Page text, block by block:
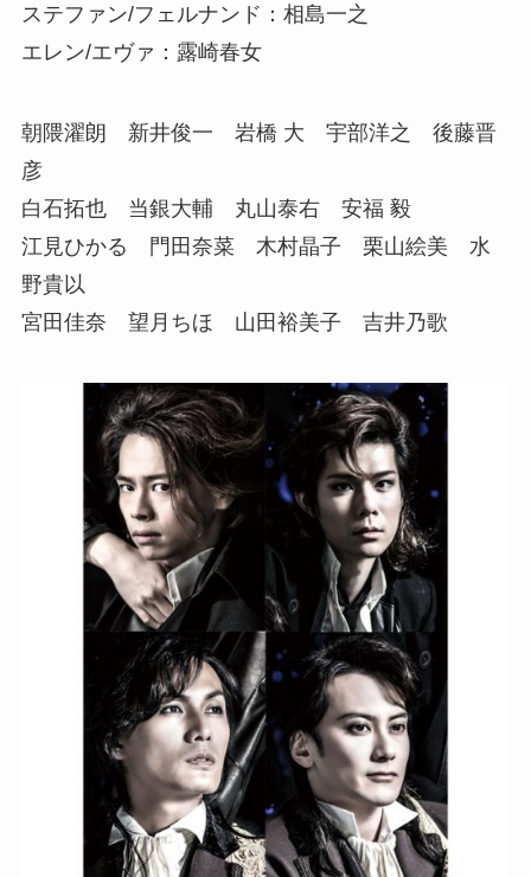
ステファン/フェルナンド：相島一之
エレン/エヴァ：露崎春女
朝隈濯朗 新井俊一 岩橋 大 宇部洋之 後藤晋
彦
白石拓也 当銀大輔 丸山泰右 安福 毅
江見ひかる 門田奈菜 木村晶子 栗山絵美 水
野貴以
宮田佳奈 望月ちほ 山田裕美子 吉井乃歌